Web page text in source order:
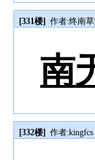
[331楼] 作者:终南
南
[332楼] 作者:kingfcs